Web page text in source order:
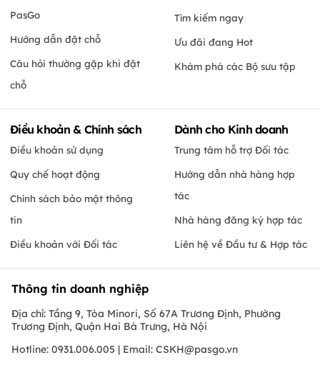
PasGo
Hướng dẫn đặt chỗ
Câu hỏi thường gặp khi đặt
chỗ
Tìm kiếm ngay
Ưu đãi đang Hot
Khám phá các Bộ sưu tập
Điều khoản & Chính sách
Điều khoản sử dụng
Quy chế hoạt động
Chính sách bảo mật thông
tin
Điều khoản với Đối tác
Dành cho Kinh doanh
Trung tâm hỗ trợ Đối tác
Hướng dẫn nhà hàng hợp
tác
Nhà hàng đăng ký hợp tác
Liên hệ về Đầu tư & Hợp tác
Thông tin doanh nghiệp
Địa chỉ: Tầng 9, Tòa Minori, Số 67A Trương Định, Phường
Trương Định, Quận Hai Bà Trưng, Hà Nội
Hotline: 0931.006.005 | Email: CSKH@pasgo.vn